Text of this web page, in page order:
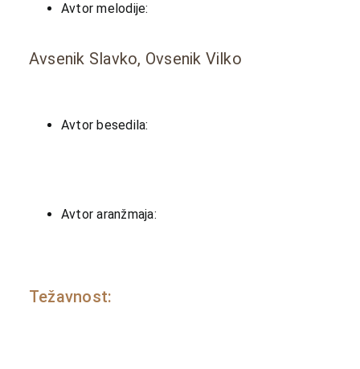
Avtor melodije:
Avsenik Slavko, Ovsenik Vilko
Avtor besedila:
Avtor aranžmaja:
Težavnost: